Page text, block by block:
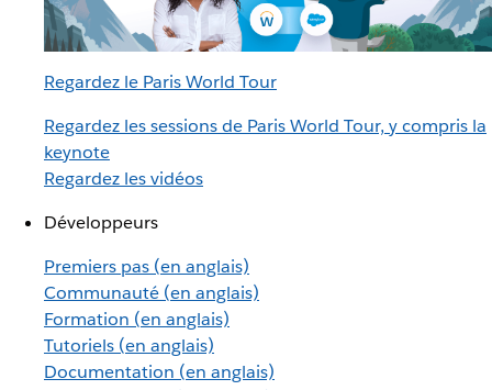
Regardez le Paris World Tour
Regardez les sessions de Paris World Tour, y compris la
keynote
Regardez les vidéos
Développeurs
Premiers pas (en anglais)
Communauté (en anglais)
Formation (en anglais)
Tutoriels (en anglais)
Documentation (en anglais)